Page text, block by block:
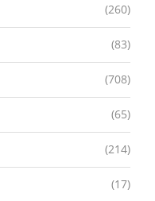
(260)
(83)
(708)
(65)
(214)
(17)